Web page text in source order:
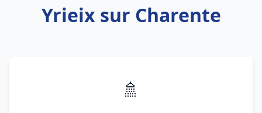
Yrieix sur Charente
🚿